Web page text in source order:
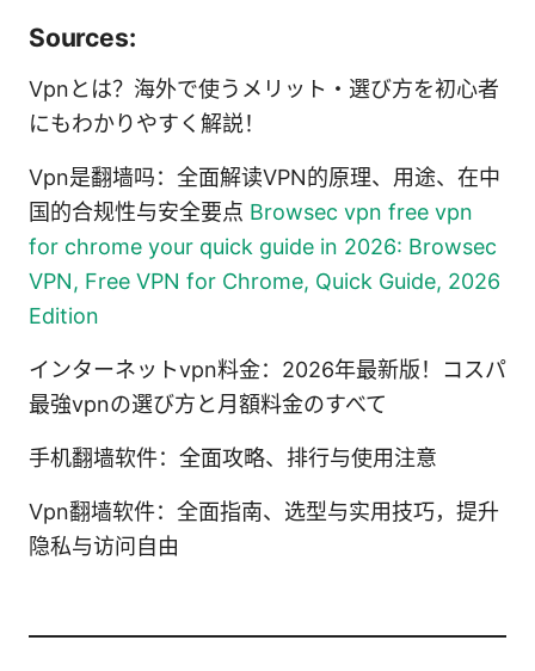
Sources:
Vpnとは？海外で使うメリット・選び方を初心者
にもわかりやすく解説！
Vpn是翻墙吗：全面解读VPN的原理、用途、在中
国的合规性与安全要点 Browsec vpn free vpn
for chrome your quick guide in 2026: Browsec
VPN, Free VPN for Chrome, Quick Guide, 2026
Edition
インターネットvpn料金：2026年最新版！コスパ
最強vpnの選び方と月額料金のすべて
手机翻墙软件：全面攻略、排行与使用注意
Vpn翻墙软件：全面指南、选型与实用技巧，提升
隐私与访问自由